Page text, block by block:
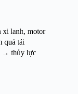
xi lanh, motor
quá tải
→ thủy lực